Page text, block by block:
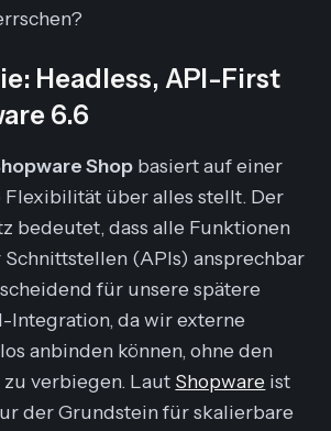
Headless, API-First
6.6
Shop basiert auf einer
über alles stellt. Der
bedeutet, dass alle Funktionen
Schnittstellen (APIs) ansprechbar
für unsere spätere
Integration, da wir externe
anbinden können, ohne den
zu verbiegen. Laut Shopware ist
der Grundstein für skalierbare